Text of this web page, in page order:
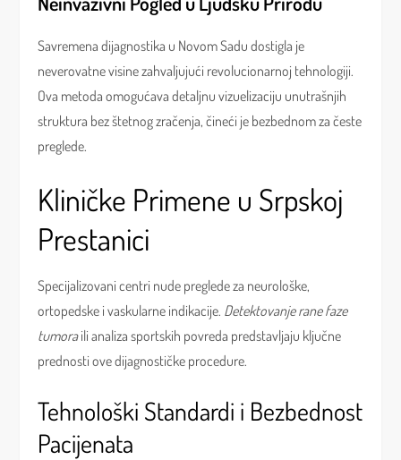
Savremena dijagnostika u Novom Sadu dostigla je
neverovatne visine zahvaljujući revolucionarnoj tehnologiji.
Ova metoda omogućava detaljnu vizuelizaciju unutrašnjih
struktura bez štetnog zračenja, čineći je bezbednom za česte
preglede.
Kliničke Primene u Srpskoj
Prestanici
Specijalizovani centri nude preglede za neurološke,
ortopedske i vaskularne indikacije. Detektovanje rane faze
tumoraili analiza sportskih povreda predstavljaju ključne
prednosti ove dijagnostičke procedure.
Tehnološki Standardi i Bezbednost
Pacijenata